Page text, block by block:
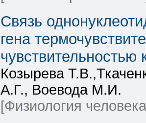
Связь
гена
чувствительностью
Козырева
А.Г., Воевода М.И.
[Физиология